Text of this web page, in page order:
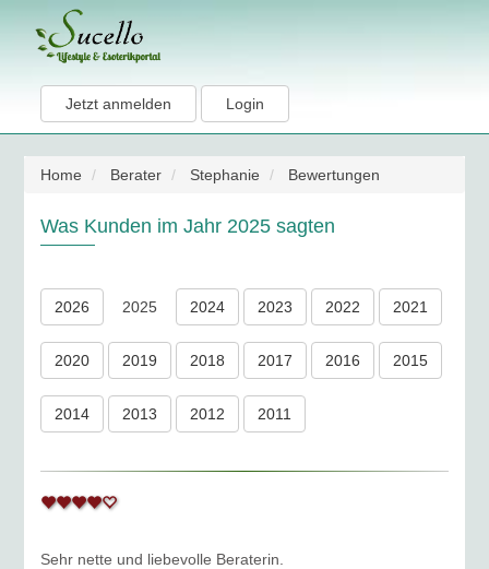
Jetzt anmelden Login
Home Berater Stephanie Bewertungen
Was Kunden im Jahr 2025 sagten
2026 2025 2024 2023 2022 2021
2020 2019 2018 2017 2016 2015
2014 2013 2012 2011
Sehr nette und liebevolle Beraterin.